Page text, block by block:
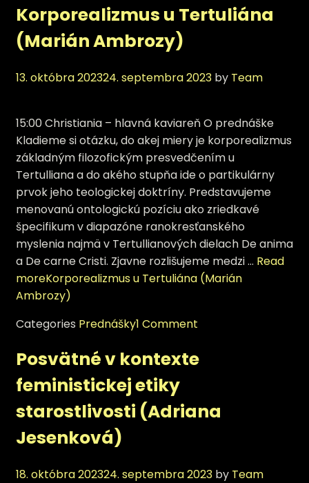
Korporealizmus u Tertuliána
(Marián Ambrozy)
13. októbra 202324. septembra 2023 by Team
15:00 Christiania – hlavná kaviareň O prednáške
Kladieme si otázku, do akej miery je korporealizmus
základným filozofickým presvedčením u
Tertulliana a do akého stupňa ide o partikulárny
prvok jeho teologickej doktríny. Predstavujeme
menovanú ontologickú pozíciu ako zriedkavé
špecifikum v diapazóne ranokresťanského
myslenia najmä v Tertullianových dielach De anima
a De carne Cristi. Zjavne rozlišujeme medzi … Read
moreKorporealizmus u Tertuliána (Marián
Ambrozy)
Categories Prednášky1 Comment
Posvätné v kontexte
feministickej etiky
starostlivosti (Adriana
Jesenková)
18. októbra 202324. septembra 2023 by Team